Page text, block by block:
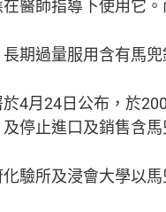
在醫師指導下使用它
期過量服用含有馬
4月24日公布，於
停止進口及銷售含馬
驗所及浸會大學以